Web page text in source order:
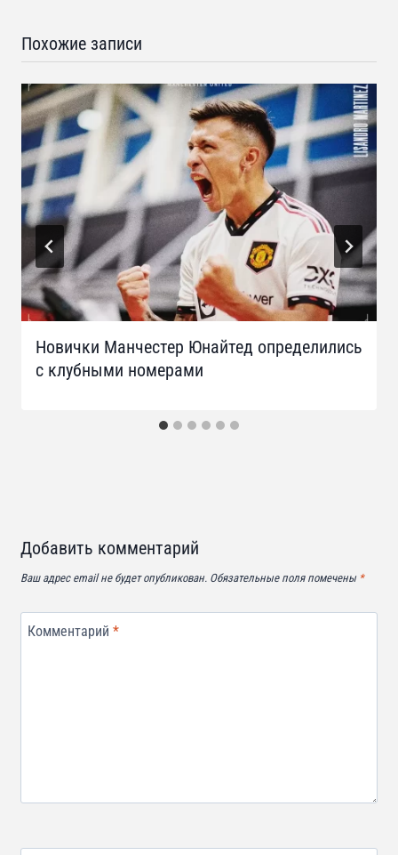
Похожие записи
Новички Манчестер Юнайтед определились
с клубными номерами
Добавить комментарий
Ваш адрес email не будет опубликован. Обязательные поля помечены *
Комментарий *